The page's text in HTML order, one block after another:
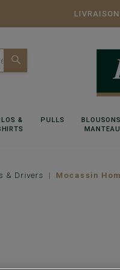
&
PULLS
& Drivers Mocassin